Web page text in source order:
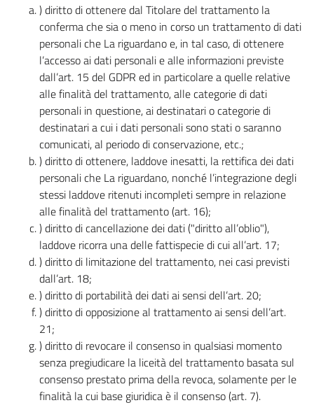
) diritto di ottenere dal Titolare del trattamento la
conferma che sia o meno in corso un trattamento di dati
personali che La riguardano e, in tal caso, di ottenere
l’accesso ai dati personali e alle informazioni previste
dall’art. 15 del GDPR ed in particolare a quelle relative
alle finalità del trattamento, alle categorie di dati
personali in questione, ai destinatari o categorie di
destinatari a cui i dati personali sono stati o saranno
comunicati, al periodo di conservazione, etc.;
) diritto di ottenere, laddove inesatti, la rettifica dei dati
personali che La riguardano, nonché l’integrazione degli
stessi laddove ritenuti incompleti sempre in relazione
alle finalità del trattamento (art. 16);
) diritto di cancellazione dei dati ("diritto all’oblio"),
laddove ricorra una delle fattispecie di cui all’art. 17;
) diritto di limitazione del trattamento, nei casi previsti
dall’art. 18;
) diritto di portabilità dei dati ai sensi dell’art. 20;
) diritto di opposizione al trattamento ai sensi dell’art.
21;
) diritto di revocare il consenso in qualsiasi momento
senza pregiudicare la liceità del trattamento basata sul
consenso prestato prima della revoca, solamente per le
finalità la cui base giuridica è il consenso (art. 7).